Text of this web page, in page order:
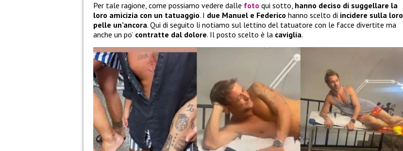
Per tale ragione, come possiamo vedere dalle foto qui sotto, hanno deciso di suggellare la
loro amicizia con un tatuaggio. I due Manuel e Federico hanno scelto di incidere sulla loro
pelle un’ancora. Qui di seguito li notiamo sul lettino del tatuatore con le facce divertite ma
anche un po’ contratte dal dolore. Il posto scelto è la caviglia.